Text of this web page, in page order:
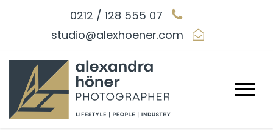
0212 / 128 555 07
studio@alexhoener.com